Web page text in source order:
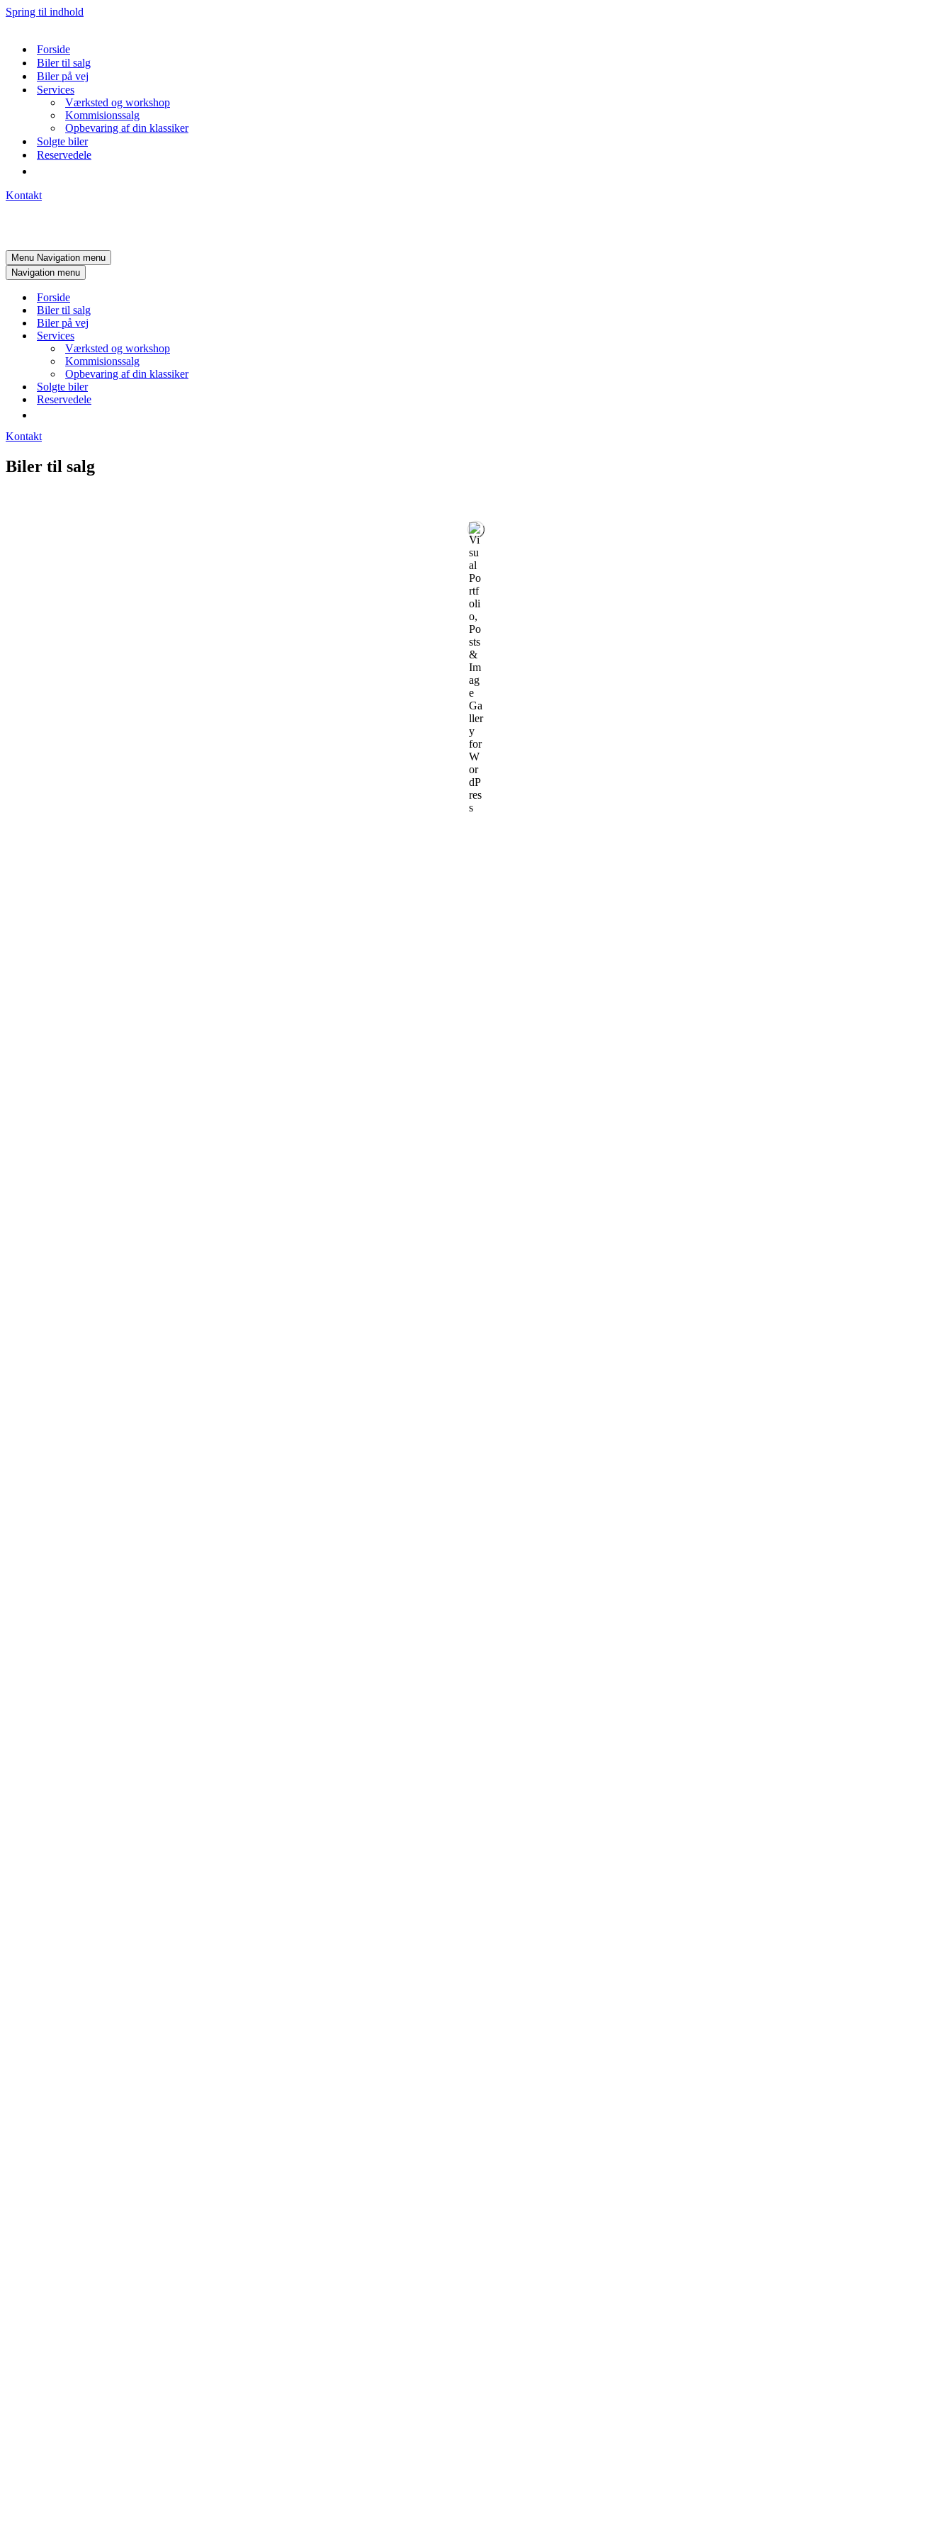
Spring til indhold
Forside
Biler til salg
Biler på vej
Services
Værksted og workshop
Kommisionssalg
Opbevaring af din klassiker
Solgte biler
Reservedele
Kontakt
Menu Navigation menu
Navigation menu
Forside
Biler til salg
Biler på vej
Services
Værksted og workshop
Kommisionssalg
Opbevaring af din klassiker
Solgte biler
Reservedele
Kontakt
Biler til salg